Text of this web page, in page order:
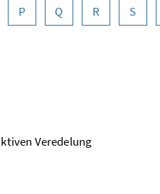
P Q R S
Veredelung